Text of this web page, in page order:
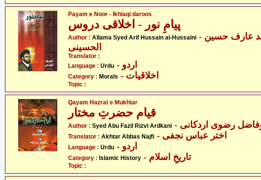
Payam e Noor - Ikhlaqi daroos
پیامِ نور - اخلاقی دروس
Author : Allama Syed Arif Hussain al-Hussaini - علامہ سید عارف حسین
الحسینی
Translator :
Language : Urdu - اردو
Category : Morals - اخلاقیات
Topic :
Qayam Hazrat e Mukhtar
قیام حضرتِ مختار
Author : Syed Abu Fazil Rizvi Ardkani رضوی اردکانی
Translator : Akhtar Abbas Najfi - اختر عباس نجفی
Language : Urdu - اردو
Category : Islamic History - تاریخِ اسلام
Topic :